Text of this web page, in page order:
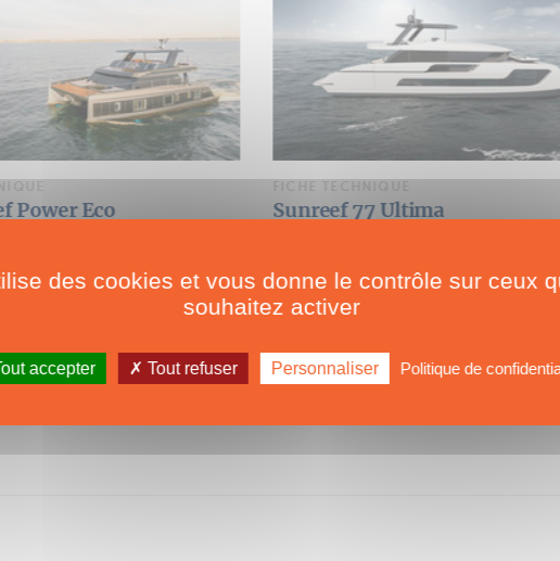
Ultima
FICHE TECHNIQUE
Sunreef 66 Ultima
des cookies et vous donne le contrôle sur ceux
souhaitez activer
accepter Tout refuser Personnaliser Politique de